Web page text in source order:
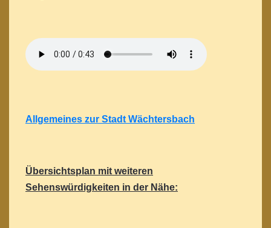
Allgemeines zur Stadt Wächtersbach
Übersichtsplan mit weiteren
Sehenswürdigkeiten in der Nähe: